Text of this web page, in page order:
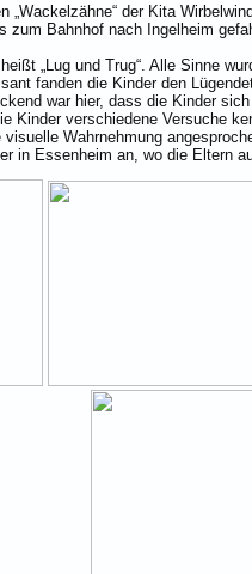
„Wackelzähne“ der Kita
zum Bahnhof nach Ingelheim
„Lug und Trug“. Alle Sinne
fanden die Kinder den
war hier, dass die Kinder
Kinder verschiedene Versuche
Wahrnehmung
in Essenheim an, wo die Eltern